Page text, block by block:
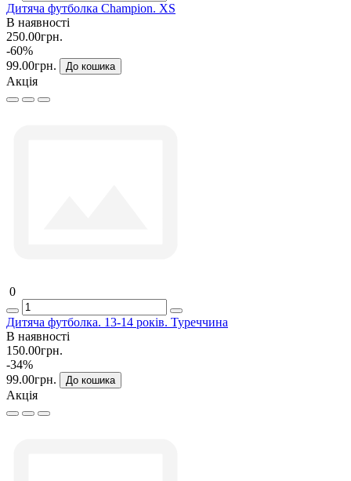
Дитяча футболка Champion. XS
В наявності
250.00грн.
-60%
99.00грн.
До кошика
Акція
0
Дитяча футболка. 13-14 років. Туреччина
В наявності
150.00грн.
-34%
99.00грн.
До кошика
Акція